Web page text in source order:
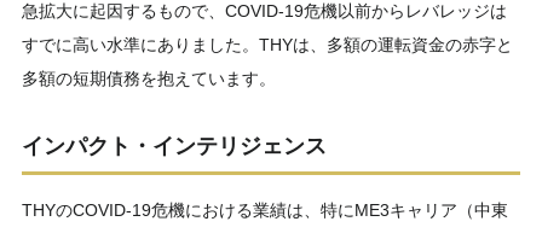
急拡大に起因するもので、COVID-19危機以前からレバレッジは
すでに高い水準にありました。THYは、多額の運転資金の赤字と
多額の短期債務を抱えています。
インパクト・インテリジェンス
THYのCOVID-19危機における業績は、特にME3キャリア（中東